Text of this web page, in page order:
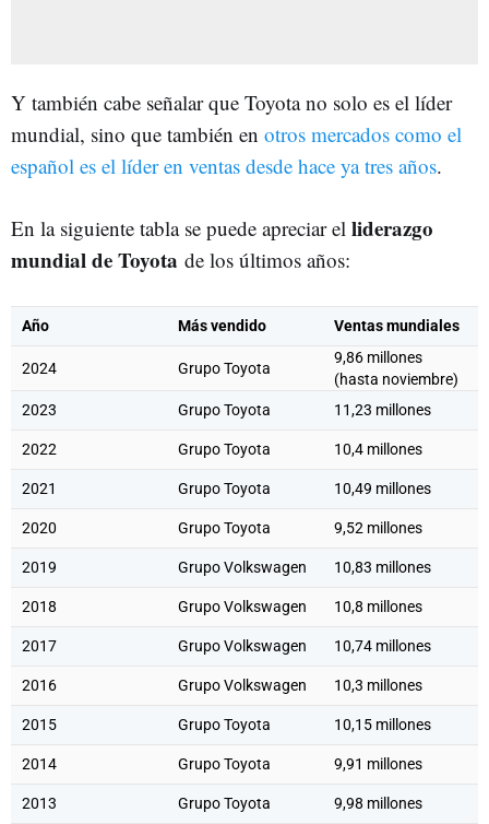
Y también cabe señalar que Toyota no solo es el líder
mundial, sino que también en otros mercados como el
español es el líder en ventas desde hace ya tres años.
En la siguiente tabla se puede apreciar el liderazgo
mundial de Toyota de los últimos años:
Año Más vendido Ventas mundiales
2024 Grupo Toyota
9,86 millones
(hasta noviembre)
2023
Grupo Toyota 11,23 millones
2022 Grupo Toyota 10,4 millones
2021 Grupo Toyota 10,49 millones
2020 Grupo Toyota 9,52 millones
2019 Grupo Volkswagen 10,83 millones
2018 Grupo Volkswagen 10,8 millones
2017 Grupo Volkswagen 10,74 millones
2016 Grupo Volkswagen 10,3 millones
2015 Grupo Toyota 10,15 millones
2014 Grupo Toyota 9,91 millones
2013 Grupo Toyota 9,98 millones